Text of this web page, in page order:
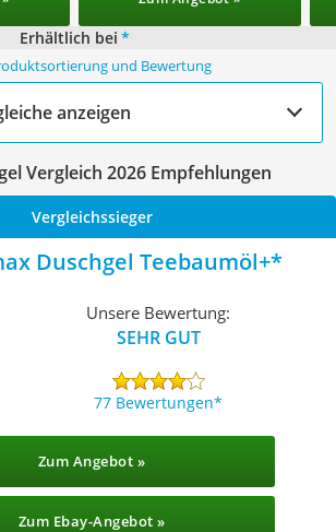
Erhältlich bei *
und Bewertung
anzeigen
Vergleich 2026 Empfehlungen
Vergleichssieger
Duschgel Teebaumöl+
Unsere Bewertung:
SEHR GUT
77 Bewertungen
Zum Angebot »
Zum Ebay-Angebot »